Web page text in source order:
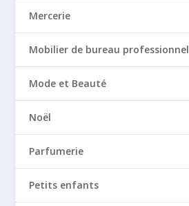
Mercerie
Mobilier de bureau professionnel
Mode et Beauté
Noël
Parfumerie
Petits enfants